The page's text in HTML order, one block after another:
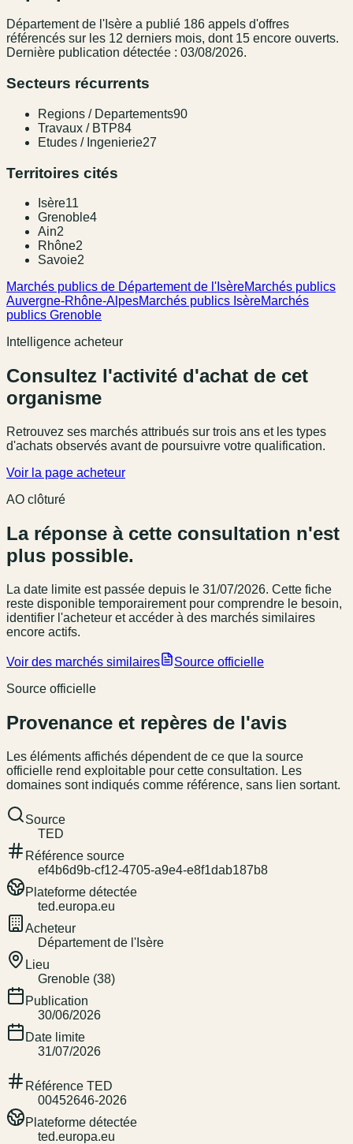
Département de l'Isère a publié 186 appel s d'offres
référencés sur les 12 derniers mois, dont 15 encore ouverts.
Dernière publication détectée : 03/08/2026.
Secteurs récurrents
Regions / Departements90
Travaux / BTP84
Etudes / Ingenierie27
Territoires cités
Isère11
Grenoble4
Ain2
Rhône2
Savoie2
Marchés publics de Département de l'IsèreMarchés publics
Auvergne-Rhône-AlpesMarchés publics IsèreMarchés
publics Grenoble
Intelligence acheteur
Consultez l'activité d'achat de cet
organisme
Retrouvez ses marchés attribués sur trois ans et les types
d'achats observés avant de poursuivre votre qualification.
Voir la page acheteur
AO clôturé
La réponse à cette consultation n'est
plus possible.
La date limite est passée depuis le 31/07/2026. Cette fiche
reste disponible temporairement pour comprendre le besoin,
identifier l'acheteur et accéder à des marchés similaires
encore actifs.
Voir des marchés similaires
Source officielle
Source officielle
Provenance et repères de l'avis
Les éléments affichés dépendent de ce que la source
officielle rend exploitable pour cette consultation. Les
domaines sont indiqués comme référence, sans lien sortant.
Source
TED
Référence source
ef4b6d9b-cf12-4705-a9e4-e8f1dab187b8
Plateforme détectée
ted.europa.eu
Acheteur
Département de l'Isère
Lieu
Grenoble (38)
Publication
30/06/2026
Date limite
31/07/2026
Référence TED
00452646-2026
Plateforme détectée
ted.europa.eu